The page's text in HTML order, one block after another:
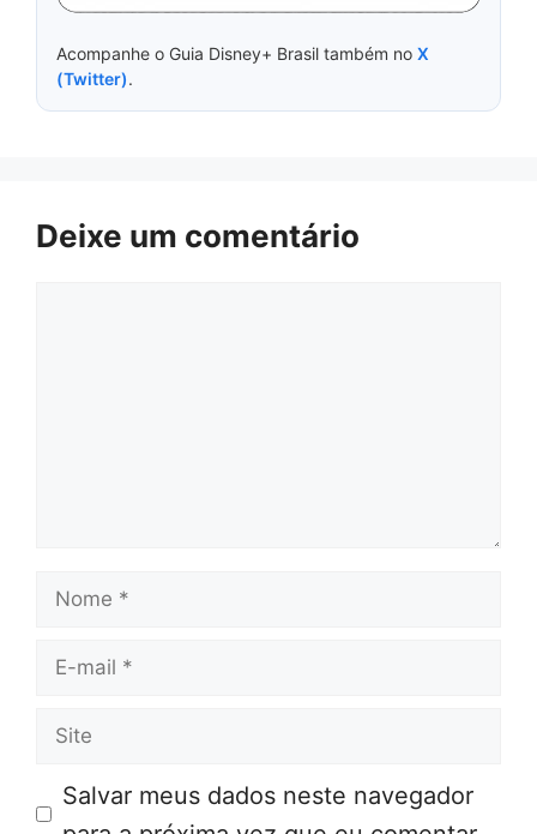
Acompanhe o Guia Disney+ Brasil também no X
(Twitter).
Deixe um comentário
Nome
E-
Site
Salvar meus dados neste navegador